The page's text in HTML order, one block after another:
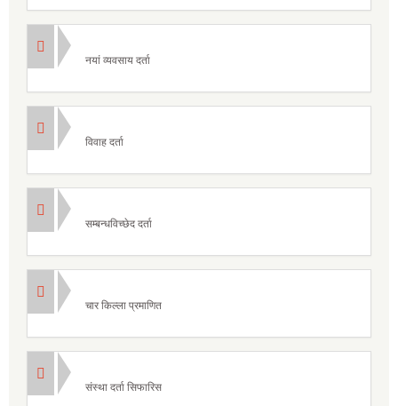
नयां व्यवसाय दर्ता
विवाह दर्ता
सम्बन्धविच्छेद दर्ता
चार किल्ला प्रमाणित
संस्था दर्ता सिफारिस